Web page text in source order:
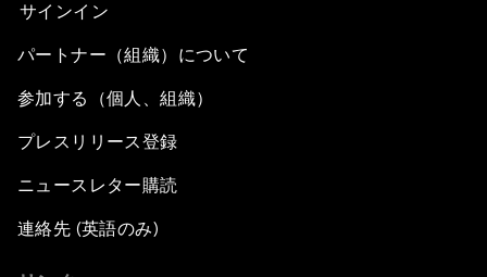
サインイン
パートナー（組織）について
参加する（個人、組織）
プレスリリース登録
ニュースレター購読
連絡先 (英語のみ)